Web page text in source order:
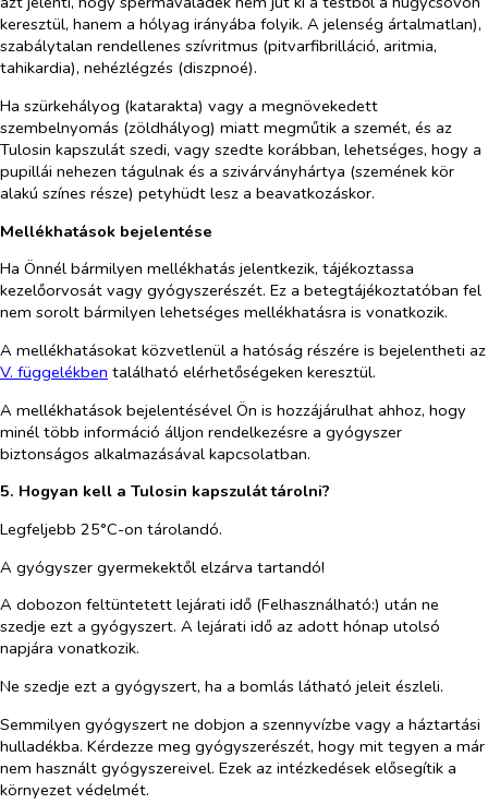
keresztül, hanem a hólyag irányába folyik. A jelenség ártalmatlan),
szabálytalan rendellenes szívritmus (pitvarfibrilláció, aritmia,
tahikardia), nehézlégzés (diszpnoé).
Ha szürkehályog (katarakta) vagy a megnövekedett
szembelnyomás (zöldhályog) miatt megműtik a szemét, és az
Tulosin kapszulát szedi, vagy szedte korábban, lehetséges, hogy a
pupillái nehezen tágulnak és a szivárványhártya (szemének kör
alakú színes része) petyhüdt lesz a beavatkozáskor.
Mellékhatások bejelentése
Ha Önnél bármilyen mellékhatás jelentkezik, tájékoztassa
kezelőorvosát vagy gyógyszerészét. Ez a betegtájékoztatóban fel
nem sorolt bármilyen lehetséges mellékhatásra is vonatkozik.
A mellékhatásokat közvetlenül a hatóság részére is bejelentheti az
V. függelékben található elérhetőségeken keresztül.
A mellékhatások bejelentésével Ön is hozzájárulhat ahhoz, hogy
minél több információ álljon rendelkezésre a gyógyszer
biztonságos alkalmazásával kapcsolatban.
5. Hogyan kell a Tulosin kapszulát tárolni?
Legfeljebb 25°C-on tárolandó.
A gyógyszer gyermekektől elzárva tartandó!
A dobozon feltüntetett lejárati idő (Felhasználható:) után ne
szedje ezt a gyógyszert. A lejárati idő az adott hónap utolsó
napjára vonatkozik.
Ne szedje ezt a gyógyszert, ha a bomlás látható jeleit észleli.
Semmilyen gyógyszert ne dobjon a szennyvízbe vagy a háztartási
hulladékba. Kérdezze meg gyógyszerészét, hogy mit tegyen a már
nem használt gyógyszereivel. Ezek az intézkedések elősegítik a
környezet védelmét.